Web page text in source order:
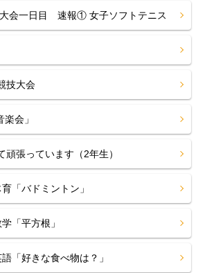
会一日目 速報① 女子ソフトテニス
技大会
会」
頑張っています（2年生）
「バドミントン」
「平方根」
「好きな食べ物は？」